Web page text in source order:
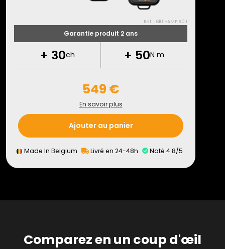
Ref: I.6101-AMP.B.0.I
Garantie produit 2 ans
+ 30ch + 50N m
549 €
En savoir plus
Ajouter au panier
Made In Belgium Livré en 24-48h Noté 4.8/5
Comparez en un coup d'œil